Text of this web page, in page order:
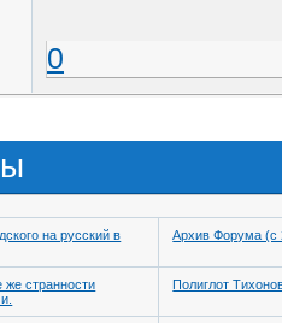
0
на русский в
Архив Форума (с
странности
Полиглот